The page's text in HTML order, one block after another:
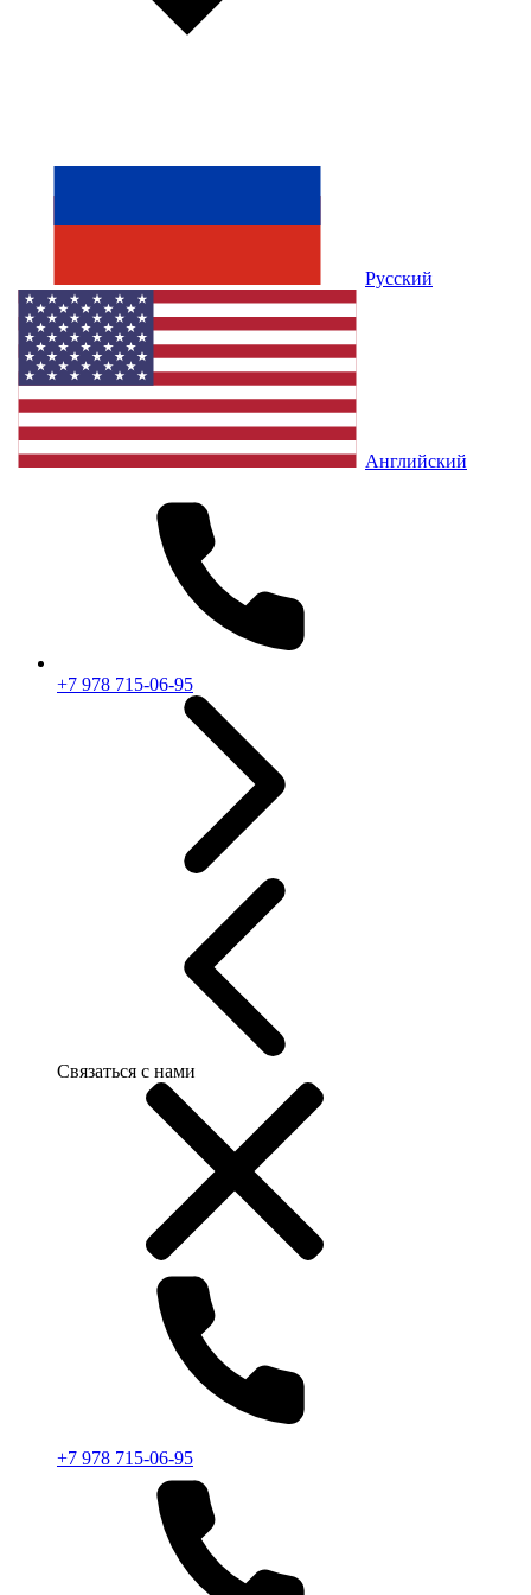
Русский
Английский
+7 978 715-06-95
Связаться с нами
+7 978 715-06-95